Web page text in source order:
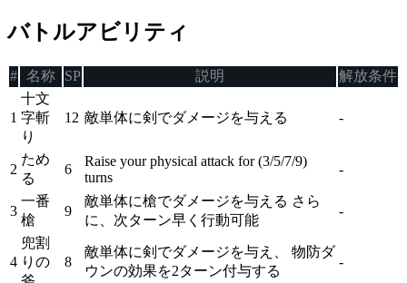
バトルアビリティ
# 名称 SP 説明 解放条件
1
十文
字斬
り
12 敵単体に剣でダメージを与える -
2
ため
る
6
Raise your physical attack for (3/5/7/9)
turns
-
3
一番
槍
9
敵単体に槍でダメージを与える さら
に、次ターン早く行動可能
-
4
兜割
りの
8
敵単体に剣でダメージを与え、 物防ダ
ウンの効果を2ターン付与する
-